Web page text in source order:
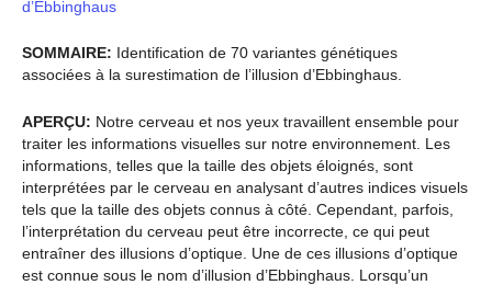
d’Ebbinghaus
SOMMAIRE: Identification de 70 variantes génétiques
associées à la surestimation de l’illusion d’Ebbinghaus.
APERÇU: Notre cerveau et nos yeux travaillent ensemble pour
traiter les informations visuelles sur notre environnement. Les
informations, telles que la taille des objets éloignés, sont
interprétées par le cerveau en analysant d’autres indices visuels
tels que la taille des objets connus à côté. Cependant, parfois,
l’interprétation du cerveau peut être incorrecte, ce qui peut
entraîner des illusions d’optique. Une de ces illusions d’optique
est connue sous le nom d’illusion d’Ebbinghaus. Lorsqu’un